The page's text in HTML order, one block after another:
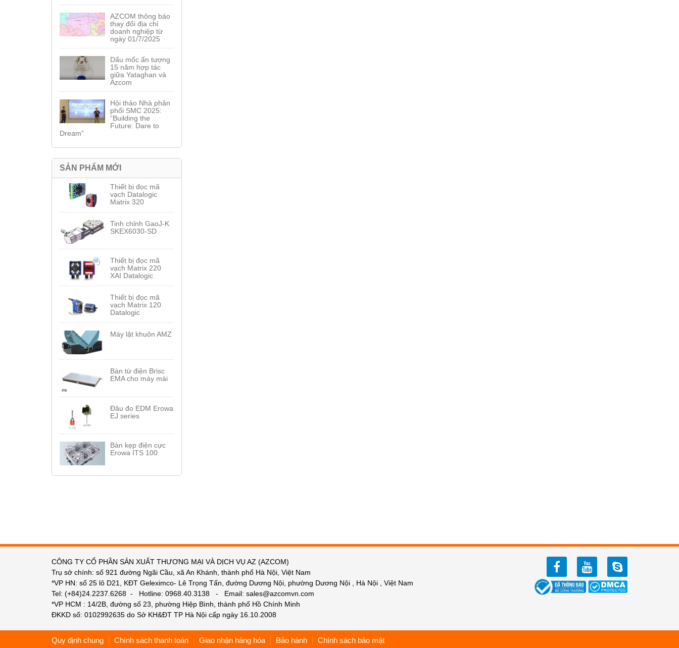
AZCOM thông báo
thay đổi địa chỉ
doanh nghiệp từ
ngày 01/7/2025
Dấu mốc ấn tượng
15 năm hợp tác
giữa Yataghan và
Azcom
Hội thảo Nhà phân
phối SMC 2025:
“Building the
Future: Dare to
Dream”
SẢN PHẨM MỚI
Thiết bị đọc mã
vạch Datalogic
Matrix 320
Tinh chỉnh GaoJ-K
SKEX6030-SD
Thiết bị đọc mã
vạch Matrix 220
XAI Datalogic
Thiết bị đọc mã
vạch Matrix 120
Datalogic
Máy lật khuôn AMZ
Bàn từ điện Brisc
EMA cho máy mài
Đâu đo EDM Erowa
EJ series
Bàn kẹp điện cực
Erowa ITS 100
CÔNG TY CỔ PHẦN SẢN XUẤT THƯƠNG MẠI VÀ DỊCH VỤ AZ (AZCOM)
Trụ sở chính: số 921 đường Ngãi Cầu, xã An Khánh, thành phố Hà Nội, Việt Nam
*VP HN: số 25 lô D21, KĐT Geleximco- Lê Trọng Tấn, đường Dương Nội, phường Dương Nội , Hà Nội , Việt Nam
Tel: (+84)24.2237.6268 - Hotline: 0968.40.3138 - Email: sales@azcomvn.com
*VP HCM : 14/2B, đường số 23, phường Hiệp Bình, thành phố Hồ Chính Minh
ĐKKD số: 0102992635 do Sở KH&ĐT TP Hà Nội cấp ngày 16.10.2008
facebookyoutube zalo
Quy định chung Chính sách thanh toán Giao nhận hàng hóa Bảo hành Chính sách bảo mật